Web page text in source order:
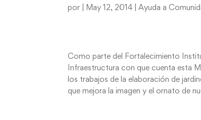
por May 12, 2014 |Ayuda a
Como parte del Fortalecimiento
Infraestructura con que cuenta esta
los trabajos de la elaboración de
que mejora la imagen y el ornato de